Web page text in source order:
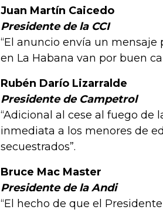
Juan Martín Caicedo
Presidente de la CCI
“El anuncio envía un
en La Habana van por buen
Rubén Darío Lizarralde
Presidente de Campetrol
“Adicional al cese al fuego de
inmediata a los menores de
secuestrados”.
Bruce Mac Master
Presidente de la Andi
“El hecho de que el